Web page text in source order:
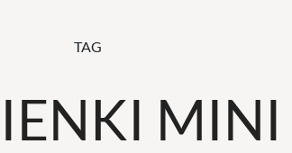
TAG
MINI